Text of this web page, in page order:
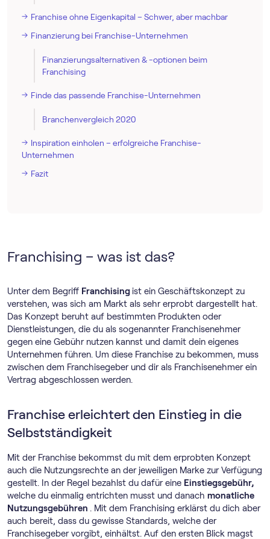
Franchise ohne Eigenkapital – Schwer, aber machbar
Finanzierung bei Franchise-Unternehmen
Finanzierungsalternativen & -optionen beim
Franchising
Finde das passende Franchise-Unternehmen
Branchenvergleich 2020
Inspiration einholen – erfolgreiche Franchise-
Unternehmen
Fazit
Franchising – was ist das?
Unter dem Begriff Franchising ist ein Geschäftskonzept zu
verstehen, was sich am Markt als sehr erprobt dargestellt hat.
Das Konzept beruht auf bestimmten Produkten oder
Dienstleistungen, die du als sogenannter Franchisenehmer
gegen eine Gebühr nutzen kannst und damit dein eigenes
Unternehmen führen. Um diese Franchise zu bekommen, muss
zwischen dem Franchisegeber und dir als Franchisenehmer ein
Vertrag abgeschlossen werden.
Franchise erleichtert den Einstieg in die
Selbstständigkeit
Mit der Franchise bekommst du mit dem erprobten Konzept
auch die Nutzungsrechte an der jeweiligen Marke zur Verfügung
gestellt. In der Regel bezahlst du dafür eine Einstiegsgebühr,
welche du einmalig entrichten musst und danach monatliche
Nutzungsgebühren . Mit dem Franchising erklärst du dich aber
auch bereit, dass du gewisse Standards, welche der
Franchisegeber vorgibt, einhältst. Auf den ersten Blick magst